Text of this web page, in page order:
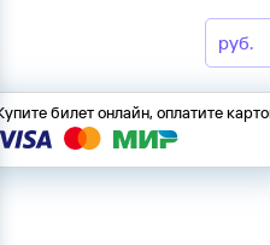
билет онлайн, оплатите